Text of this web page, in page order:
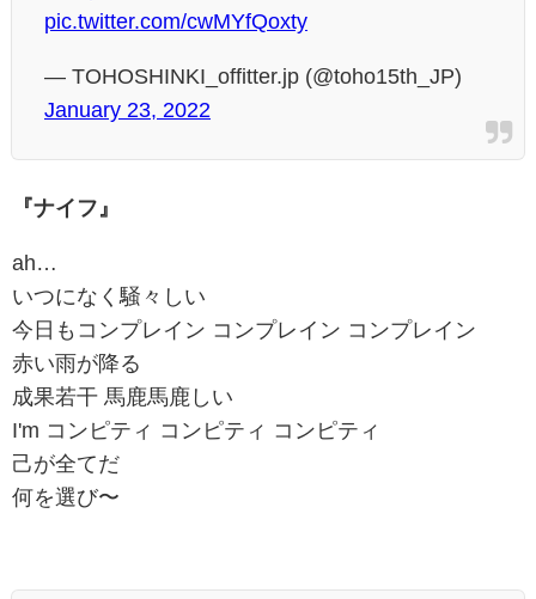
pic.twitter.com/cwMYfQoxty
— TOHOSHINKI_offitter.jp (@toho15th_JP)
January 23, 2022
『ナイフ』
ah…
いつになく騒々しい
今日もコンプレ イン コンプレ イン コンプレイン
赤い雨が降る
成果若干 馬鹿馬鹿しい
I'm コンピティ コンピティ コンピティ
己が全てだ
何を選び〜